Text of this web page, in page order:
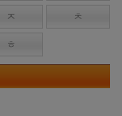
ㅈ ㅊ
ㅎ